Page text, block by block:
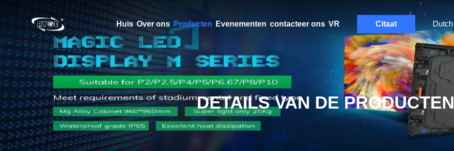
Huis Over ons Producten Evenementen contacteer ons VR Citaat Dutch
DETAILS VAN DE PRODUCTEN